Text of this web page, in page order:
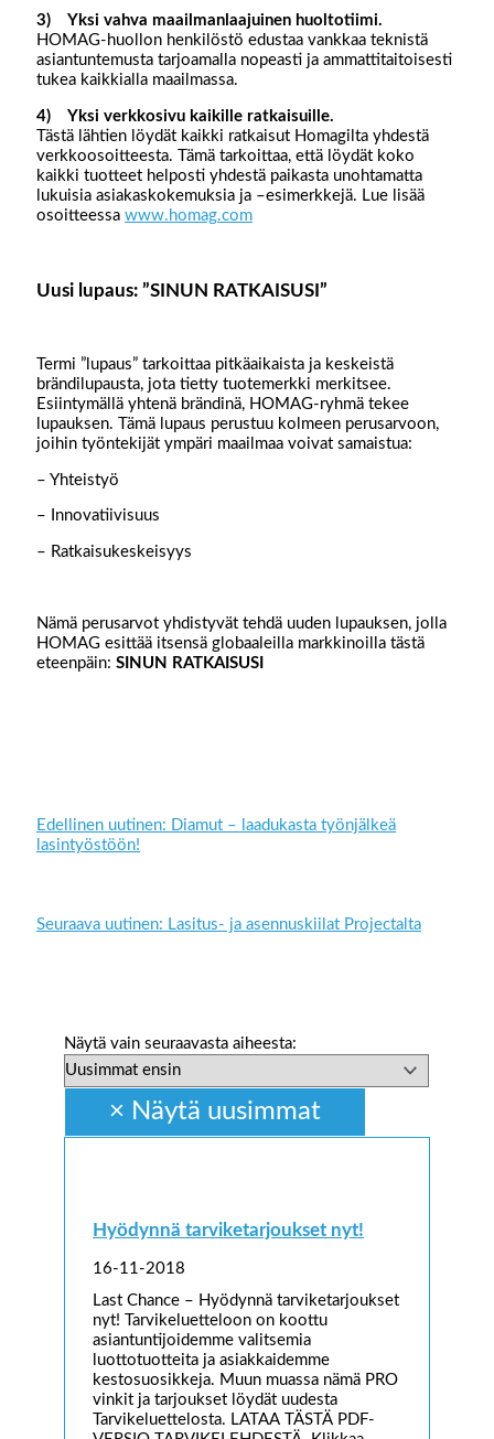
3) Yksi vahva maailmanlaajuinen huoltotiimi.
HOMAG-huollon henkilöstö edustaa vankkaa teknistä
asiantuntemusta tarjoamalla nopeasti ja ammattitaitoisesti
tukea kaikkialla maailmassa.
4) Yksi verkkosivu kaikille ratkaisuille.
Tästä lähtien löydät kaikki ratkaisut Homagilta yhdestä
verkkoosoitteesta. Tämä tarkoittaa, että löydät koko
kaikki tuotteet helposti yhdestä paikasta unohtamatta
lukuisia asiakaskokemuksia ja –esimerkkejä. Lue lisää
osoitteessa www.homag.com
Uusi lupaus: ”SINUN RATKAISUSI”
Termi ”lupaus” tarkoittaa pitkäaikaista ja keskeistä
brändilupausta, jota tietty tuotemerkki merkitsee.
Esiintymällä yhtenä brändinä, HOMAG-ryhmä tekee
lupauksen. Tämä lupaus perustuu kolmeen perusarvoon,
joihin työntekijät ympäri maailmaa voivat samaistua:
– Yhteistyö
– Innovatiivisuus
– Ratkaisukeskeisyys
Nämä perusarvot yhdistyvät tehdä uuden lupauksen, jolla
HOMAG esittää itsensä globaaleilla markkinoilla tästä
eteenpäin: SINUN RATKAISUSI
Edellinen uutinen: Diamut – laadukasta työnjälkeä
lasintyöstöön!
Seuraava uutinen: Lasitus- ja asennuskiilat Projectalta
Näytä vain seuraavasta aiheesta:
Hyödynnä tarviketarjoukset nyt!
16-11-2018
Last Chance – Hyödynnä tarviketarjoukset
nyt! Tarvikeluetteloon on koottu
asiantuntijoidemme valitsemia
luottotuotteita ja asiakkaidemme
kestosuosikkeja. Muun muassa nämä PRO
vinkit ja tarjoukset löydät uudesta
Tarvikeluettelosta. LATAA TÄSTÄ PDF-